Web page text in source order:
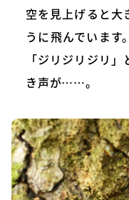
空を見上げると大
うに飛んでいます
「ジリジリジリ
き声が……。